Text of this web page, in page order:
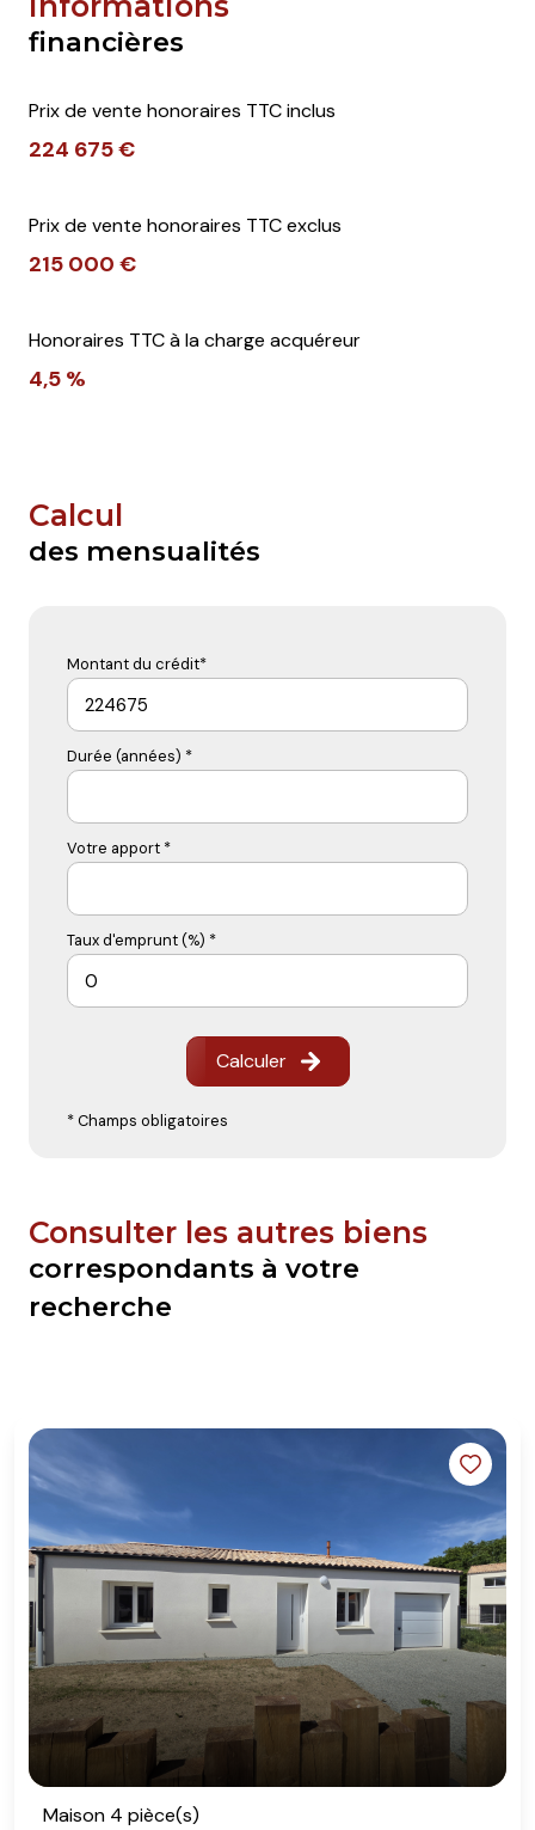
financières
Prix de vente honoraires TTC inclus
224 675 €
Prix de vente honoraires TTC exclus
215 000 €
Honoraires TTC à la charge acquéreur
4,5 %
Calcul
des mensualités
Montant du crédit*
Durée (années) *
Votre apport *
Taux d'emprunt (%) *
Calculer
* Champs obligatoires
Consulter les autres biens
correspondants à votre
recherche
Maison 4 pièce(s)